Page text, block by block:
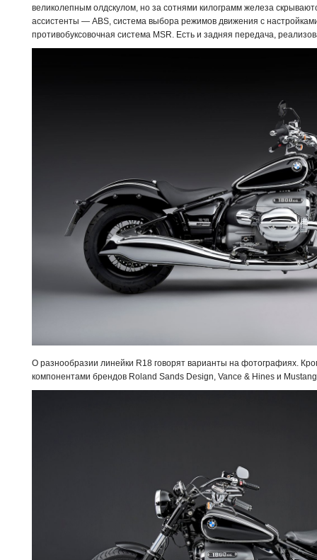
великолепным олдскулом, но за сотнями килограмм железа
ассистенты — ABS, система выбора режимов движения с
противобуксовочная система MSR. Есть и задняя передача,
О разнообразии линейки R18 говорят варианты на фотографиях.
компонентами брендов Roland Sands Design, Vance & Hines и